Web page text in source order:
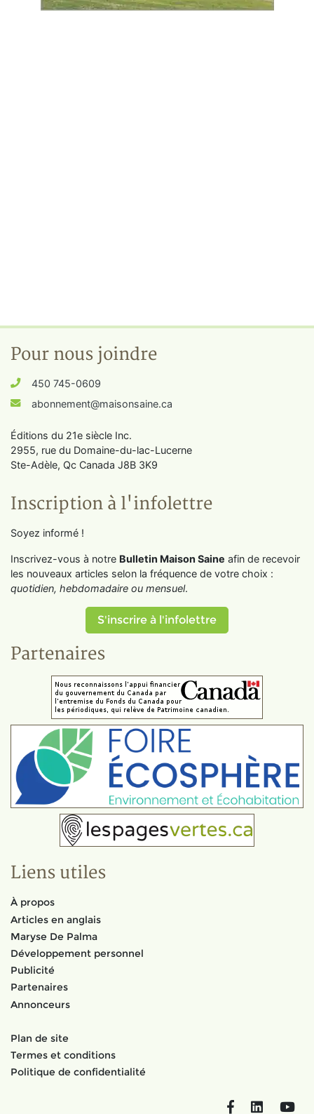
Pour nous joindre
450 745-0609
abonnement@maisonsaine.ca
Éditions du 21e siècle Inc.
2955, rue du Domaine-du-lac-Lucerne
Ste-Adèle, Qc Canada J8B 3K9
Inscription à l'infolettre
Soyez informé !
Inscrivez-vous à notre Bulletin Maison Saine afin de recevoir
les nouveaux articles selon la fréquence de votre choix :
quotidien, hebdomadaire ou mensuel.
S'inscrire à l'infolettre
Partenaires
Liens utiles
À propos
Articles en anglais
Maryse De Palma
Développement personnel
Publicité
Partenaires
Annonceurs
Plan de site
Termes et conditions
Politique de confidentialité
FacebookLinkedIn